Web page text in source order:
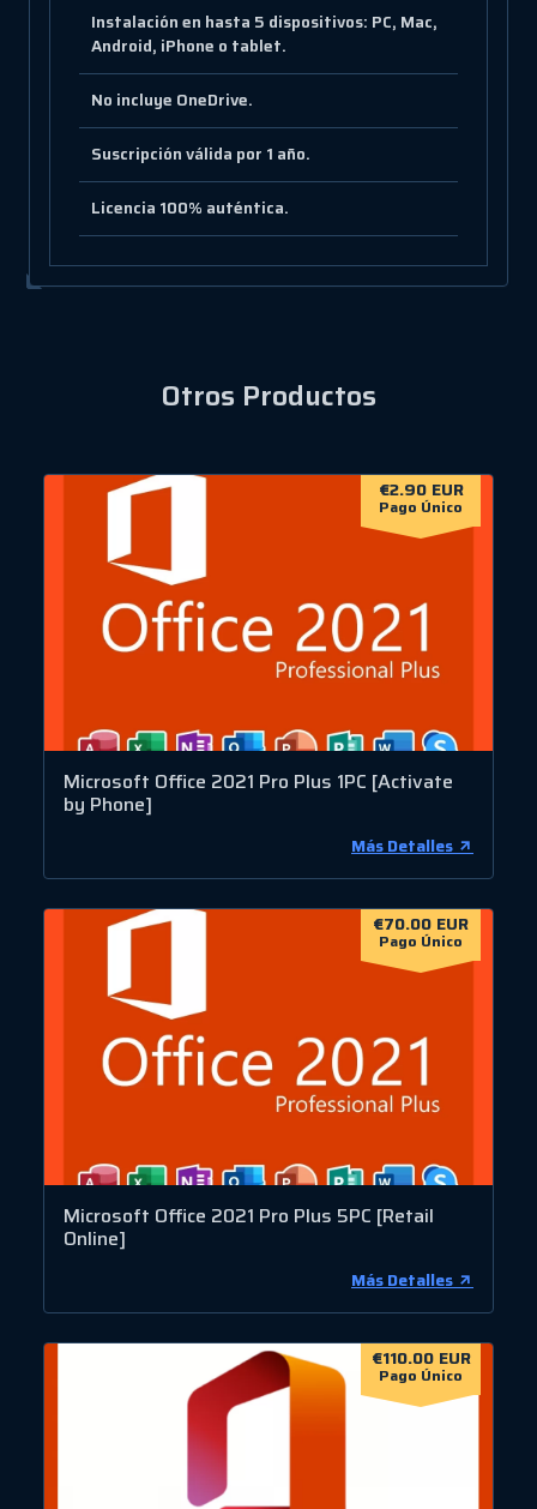
Instalación en hasta 5 dispositivos: PC, Mac,
Android, iPhone o tablet.
No incluye OneDrive.
Suscripción válida por 1 año.
Licencia 100% auténtica.
Otros Productos
€2.90 EUR
Pago Único
Microsoft Office 2021 Pro Plus 1PC [Activate
by Phone]
Más Detalles
€70.00 EUR
Pago Único
Microsoft Office 2021 Pro Plus 5PC [Retail
Online]
Más Detalles
€110.00 EUR
Pago Único